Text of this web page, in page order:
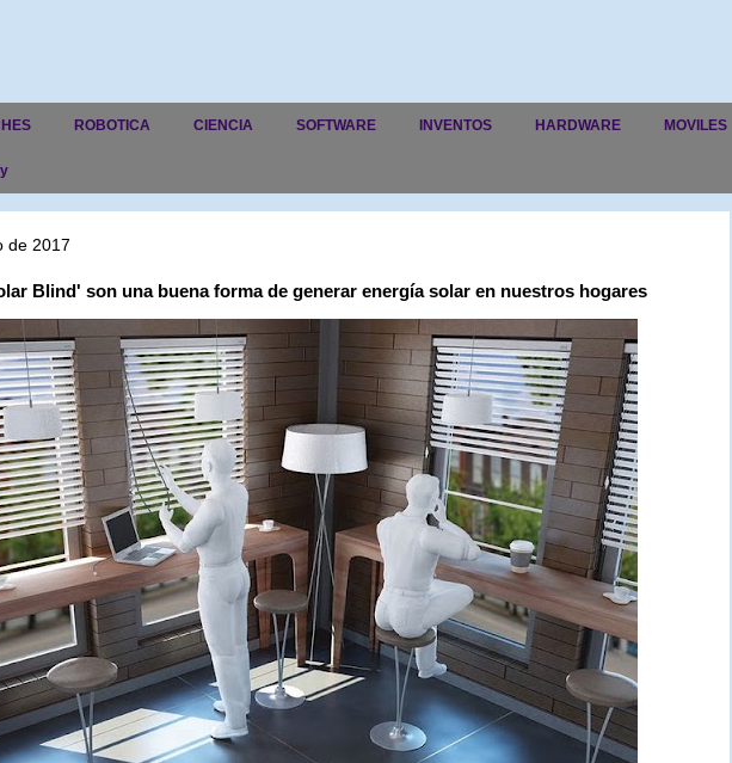
ROBOTICA CIENCIA SOFTWARE INVENTOS HARDWARE MOVILES
de 2017
Blind' son una buena forma de generar energía solar en nuestros hogares